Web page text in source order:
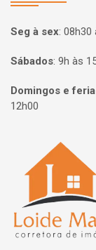
Seg à sex: 08h30
Sábados: 9h às
Domingos e
12h00
Página inicial